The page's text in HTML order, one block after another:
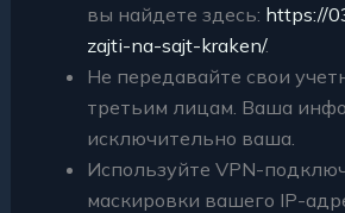
вы найдете здесь: https://
zajti-na-sajt-kraken/.
Не передавайте свои
третьим лицам. Ваша
исключительно ваша.
Используйте VPN-
маскировки вашего IP-